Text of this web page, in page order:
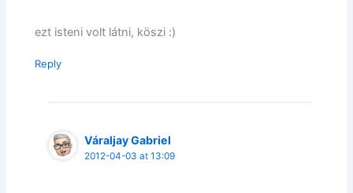
ezt isteni volt látni, köszi :)
Reply
Váraljay Gabriel
2012-04-03 at 13:09